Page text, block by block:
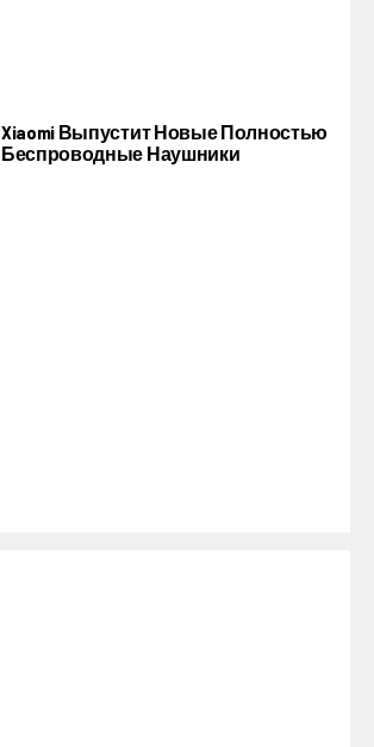
Xiaomi Выпустит Новые Полностью
Беспроводные Наушники